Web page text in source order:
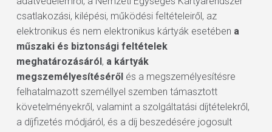
csatlakozási, kilépési, működési feltételeiről, az
elektronikus és nem elektronikus kártyák esetében a
műszaki és biztonsági feltételek
meghatározásáról, a kártyák
megszemélyesítésérőlés a megszemélyesítésre
felhatalmazott személlyel szemben támasztott
követelményekről, valamint a szolgáltatási díjtételekről,
a díjfizetés módjáról, és a díj beszedésére jogosult